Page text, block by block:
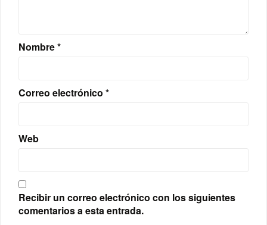
Nombre*
Correo electrónico *
Web
Recibir un correo electrónico con los siguientes
comentarios a esta entrada.